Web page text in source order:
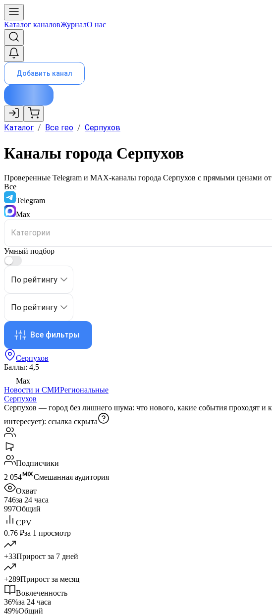
Каталог каналовЖурналО нас
Добавить канал
Каталог / Все гео / Серпухов
Каналы города Серпухов
Проверенные Telegram и MAX-каналы города Серпухов с прямыми ценами от
Все
Telegram
Max
Умный подбор
По рейтингу
По рейтингу
Все фильтры
Серпухов
Баллы: 4,5
Max
Новости и СМИРегиональные
Серпухов
Серпухов — город без лишнего шума: что нового, какие события проходят
интересует): ссылка скрыта
Подписчики
2 054
Смешанная аудитория
Охват
746за 24 часа
997Общий
CPV
0.76 ₽за 1 просмотр
+33Прирост за 7 дней
+289Прирост за месяц
Вовлеченность
36%за 24 часа
49%Общий